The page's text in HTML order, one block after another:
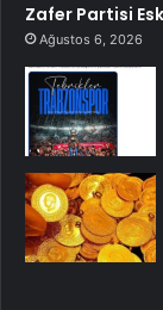
Zafer Partisi
Ağustos 6, 2026